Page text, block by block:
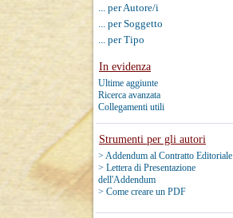
... per Autore/i
... per Soggetto
... per Tipo
In evidenza
Ultime aggiunte
Ricerca avanzata
Collegamenti utili
Strumenti per gli autori
> Addendum al Contratto Editoriale
> Lettera di Presentazione
dell'Addendum
> Come creare un PDF